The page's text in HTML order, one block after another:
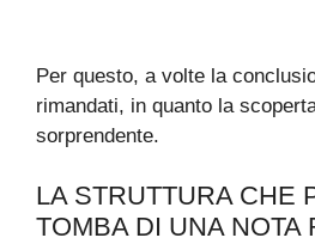
Per questo, a volte la
rimandati, in quanto la
sorprendente.
LA STRUTTURA CHE
TOMBA DI UNA NOTA